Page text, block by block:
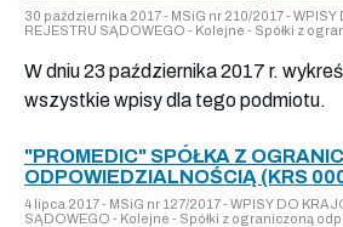
30 października 2017 - MSiG nr 210/2017 - WPISY
REJESTRU SĄDOWEGO - Kolejne - Spółki z
W dniu 23 października 2017 r.
wszystkie wpisy dla tego podmiotu.
"PROMEDIC" SPÓŁKA Z
ODPOWIEDZIALNOŚCIĄ (KRS
4 lipca 2017 - MSiG nr 127/2017 - WPISY DO
SĄDOWEGO - Kolejne - Spółki z ograniczoną